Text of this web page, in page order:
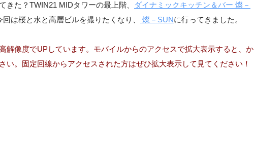
きた？ TWIN21 MIDタワーの最上階、
ダイナミックキッチン＆バー 燦－
回は桜と水と高層ビルを撮りたくなり、 燦－SUNに行ってきました。
解像度でUPしています。モバイルからのアクセスで拡大表示すると、か
い。固定回線からアクセスされた方はぜひ拡大表示して見てください！